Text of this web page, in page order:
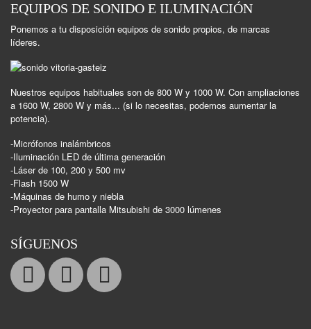
EQUIPOS DE SONIDO E ILUMINACIÓN
Ponemos a tu disposición equipos de sonido propios, de marcas
líderes.
Nuestros equipos habituales son de 800 W y 1000 W. Con ampliaciones
a 1600 W, 2800 W y más... (si lo necesitas, podemos aumentar la
potencia).
-Micrófonos inalámbricos
-Iluminación LED de última generación
-Láser de 100, 200 y 500 mv
-Flash 1500 W
-Máquinas de humo y niebla
-Proyector para pantalla Mitsubishi de 3000 lúmenes
SÍGUENOS